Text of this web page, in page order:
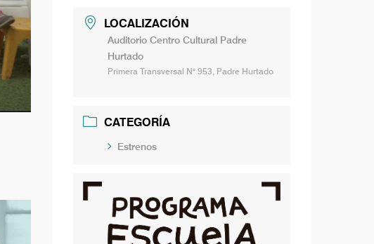
LOCALIZACIÓN
Auditorio Centro Cultural Padre
Hurtado
Primera Transversal N° 953, Padre Hurtado
CATEGORÍA
Estrenos